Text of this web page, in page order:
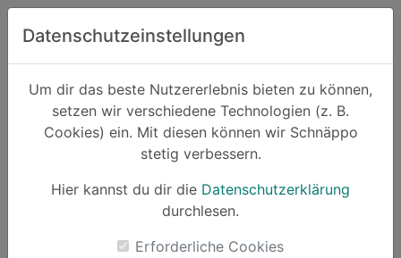
Zum Hauptinhalt springen
Datenschutzeinstellungen
Um dir das beste Nutzererlebnis bieten zu können,
setzen wir verschiedene Technologien (z. B.
Cookies) ein. Mit diesen können wir Schnäppo
stetig verbessern.
Hier kannst du dir die Datenschutzerklärung
durchlesen.
Erforderliche Cookies
Suchen
Schnäppchen Wohnen
Cashback